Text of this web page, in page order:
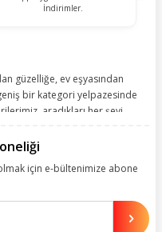
İndirimler.
güzelliğe, ev eşyasından
bir kategori yelpazesinde
aradıkları her şeyi
sunarken deneyiminize
memnuniyetini
için e-bültenimize abone